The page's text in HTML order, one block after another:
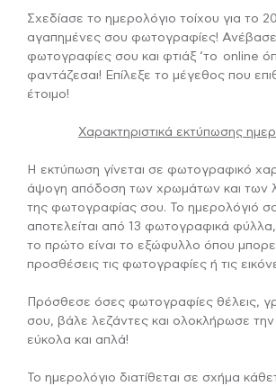
Σχεδίασε το ημερολόγιο τοίχου για το
αγαπημένες σου φωτογραφίες! Ανέβασε
φωτογραφίες σου και φτιάξ ‘το online
φαντάζεσαι! Επίλεξε το μέγεθος που
έτοιμο!
Χαρακτηριστικά εκτύπωσης
Η εκτύπωση γίνεται σε φωτογραφικό
άψογη απόδοση των χρωμάτων και των
της φωτογραφίας σου. Το ημερολόγιό
αποτελείται από 13 φωτογραφικά
το πρώτο είναι το εξώφυλλο όπου
προσθέσεις τις φωτογραφίες ή τις
Πρόσθεσε όσες φωτογραφίες θέλεις,
σου, βάλε λεζάντες και ολοκλήρωσε
εύκολα και απλά!
Το ημερολόγιο διατίθεται σε σχήμα